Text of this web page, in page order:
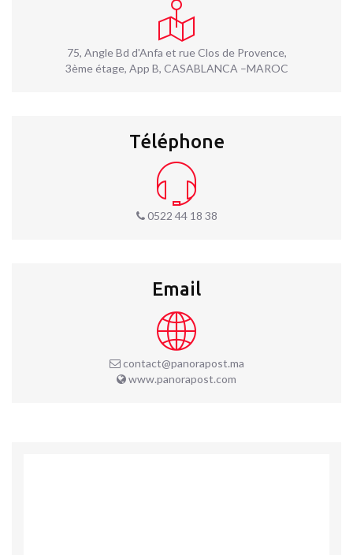
75, Angle Bd d'Anfa et rue Clos de Provence,
3ème étage, App B, CASABLANCA –MAROC
Téléphone
0522 44 18 38
Email
contact@panorapost.ma
www.panorapost.com